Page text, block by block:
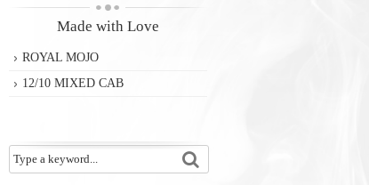
Made with Love
ROYAL MOJO
12/10 MIXED CAB